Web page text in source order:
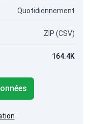
Quotidiennement
ZIP (CSV)
164.4K